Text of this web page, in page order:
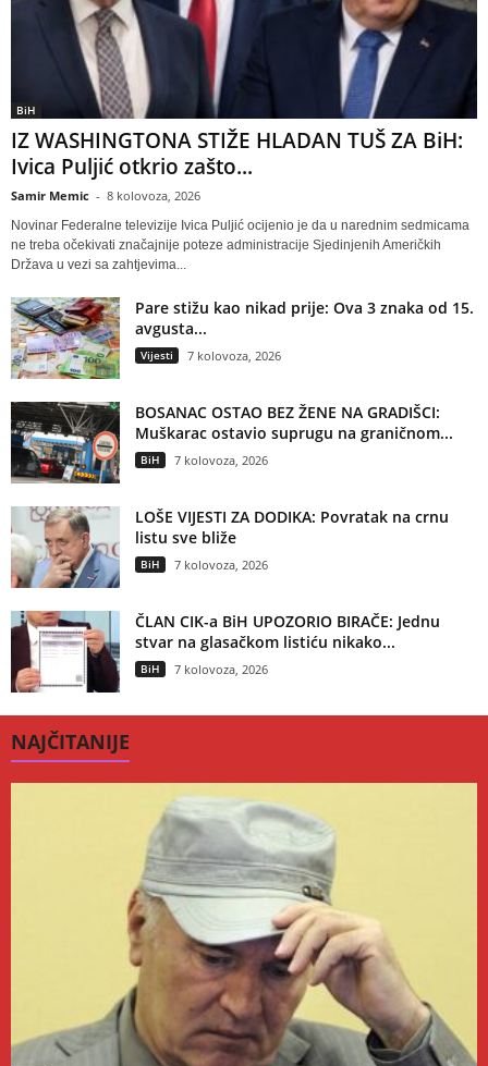
BiH
IZ WASHINGTONA STIŽE HLADAN TUŠ ZA BiH:
Ivica Puljić otkrio zašto...
Samir Memic - 8 kolovoza, 2026
Novinar Federalne televizije Ivica Puljić ocijenio je da u narednim sedmicama
ne treba očekivati značajnije poteze administracije Sjedinjenih Američkih
Država u vezi sa zahtjevima...
Pare stižu kao nikad prije: Ova 3 znaka od 15.
avgusta...
Vijesti 7 kolovoza, 2026
BOSANAC OSTAO BEZ ŽENE NA GRADIŠCI:
Muškarac ostavio suprugu na graničnom...
BiH 7 kolovoza, 2026
LOŠE VIJESTI ZA DODIKA: Povratak na crnu
listu sve bliže
BiH 7 kolovoza, 2026
ČLAN CIK-a BiH UPOZORIO BIRAČE: Jednu
stvar na glasačkom listiću nikako...
BiH 7 kolovoza, 2026
NAJČITANIJE